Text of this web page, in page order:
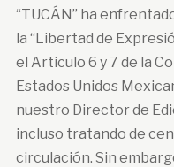
“TUCÁN” ha
la “Libertad de
el Articulo 6 y 7 de la
Estados Unidos
nuestro Director de
incluso tratando de
circulación. Sin